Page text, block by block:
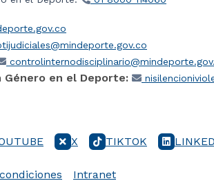
Género en el Deporte:
X TIKTOK
Intranet